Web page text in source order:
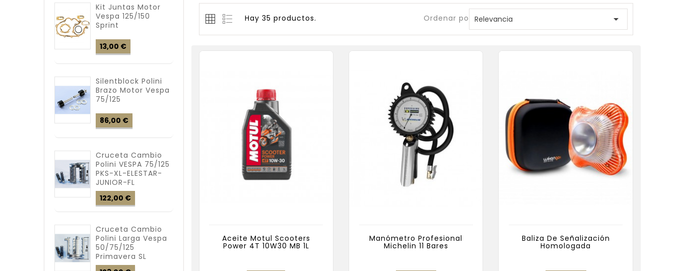
Kit Juntas Motor
Vespa 125/150
Sprint
13,00 €
Silentblock Polini
Brazo Motor Vespa
75/125
86,00 €
Cruceta Cambio
Polini VESPA 75/125
PKS-XL-ELESTAR-
JUNIOR-FL
122,00 €
Cruceta Cambio
Polini Larga Vespa
50/75/125
Primavera SL
Hay 35 productos. Ordenar por: Relevancia 
Aceite Motul Scooters
Power 4T 10W30 MB 1L
Manómetro Profesional
Michelin 11 Bares
Baliza De Señalización
Homologada